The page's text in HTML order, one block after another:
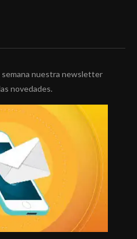
semana nuestra newsletter
novedades.